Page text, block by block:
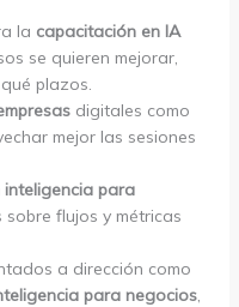
la capacitación en IA
se quieren mejorar,
plazos.
digitales como
mejor las sesiones
para
flujos y métricas
a dirección como
para negocios,